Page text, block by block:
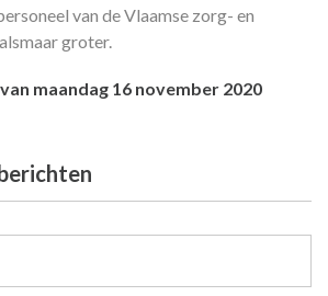
van de Vlaamse zorg- en
groter.
maandag 16 november 2020